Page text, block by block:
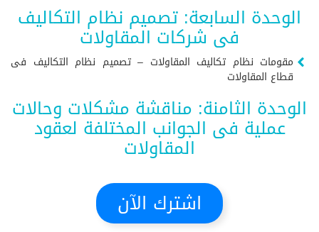
الوحدة السابعة: تصميم نظام التكاليف
فى شركات المقاولات
مقومات نظام تكاليف المقاولات – تصميم نظام التكاليف فى
قطاع المقاولات
الوحدة الثامنة: مناقشة مشكلات وحالات
عملية فى الجوانب المختلفة لعقود
المقاولات
اشترك الآن